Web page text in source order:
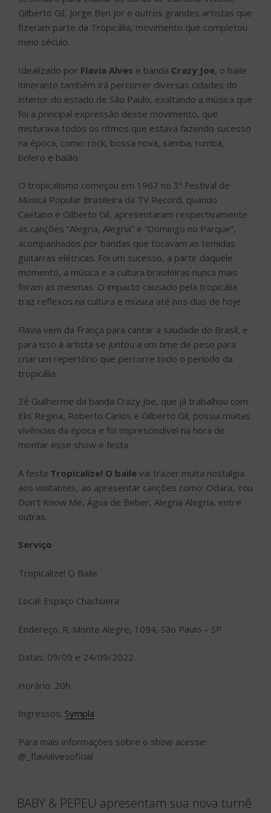
Gilberto Gil, Jorge Ben Jor e outros grandes artistas que
fizeram parte da Tropicália, movimento que completou
meio século.
Idealizado por Flavia Alves e banda Crazy Joe, o baile
itinerante também irá percorrer diversas cidades do
interior do estado de São Paulo, exaltando a música que
foi a principal expressão desse movimento, que
misturava todos os ritmos que estava fazendo sucesso
na época, como: rock, bossa nova, samba, rumba,
bolero e baião.
O tropicalismo começou em 1967 no 3º Festival de
Música Popular Brasileira da TV Record, quando
Caetano e Gilberto Gil, apresentaram respectivamente
as canções “Alegria, Alegria” e “Domingo no Parque”,
acompanhados por bandas que tocavam as temidas
guitarras elétricas. Foi um sucesso, a partir daquele
momento, a música e a cultura brasileiras nunca mais
foram as mesmas. O impacto causado pela tropicália
traz reflexos na cultura e música até nos dias de hoje.
Flavia vem da França para cantar a saudade do Brasil, e
para isso a artista se juntou a um time de peso para
criar um repertório que percorre todo o período da
tropicália.
Zé Guilherme da banda Crazy Joe, que já trabalhou com
Elis Regina, Roberto Carlos e Gilberto Gil, possui muitas
vivências da época e foi imprescindível na hora de
montar esse show e festa.
A festa Tropicalize! O baile vai trazer muita nostalgia
aos visitantes, ao apresentar canções como: Odara, You
Don’t Know Me, Água de Beber, Alegria Alegria, entre
outras.
Serviço
Tropicalize! O Baile
Local: Espaço Chachuera
Endereço: R. Monte Alegre, 1094, São Paulo – SP
Datas: 09/09 e 24/09/2022
Horário: 20h
Ingressos: Sympla
Para mais informações sobre o show acesse:
@_flavialvesoficial
BABY & PEPEU apresentam sua nova turnê